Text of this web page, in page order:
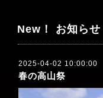
New！ お知らせ
2025-04-02 10:00:00
春の高山祭